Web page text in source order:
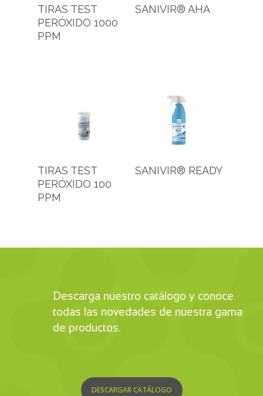
TIRAS TEST
PERÓXIDO 1000
PPM
SANIVIR® AHA
TIRAS TEST
PERÓXIDO 100
PPM
SANIVIR® READY
Descarga nuestro catálogo y conoce
todas las novedades de nuestra gama
de productos.
DESCARGAR CATÁLOGO